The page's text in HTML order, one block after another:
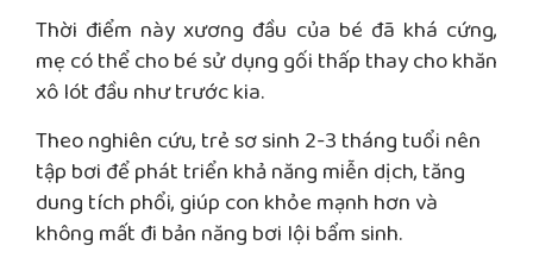
Thời điểm này xương đầu của bé đã khá cứng,
mẹ có thể cho bé sử dụng gối thấp thay cho khăn
xô lót đầu như trước kia.
Theo nghiên cứu, trẻ sơ sinh 2-3 tháng tuổi nên
tập bơi để phát triển khả năng miễn dịch, tăng
dung tích phổi, giúp con khỏe mạnh hơn và
không mất đi bản năng bơi lội bẩm sinh.